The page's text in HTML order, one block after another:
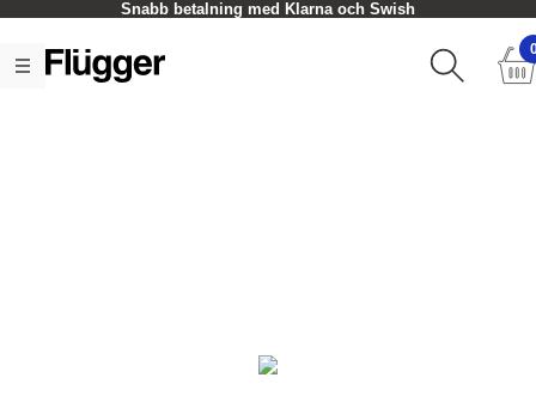
Snabb betalning med Klarna och Swish